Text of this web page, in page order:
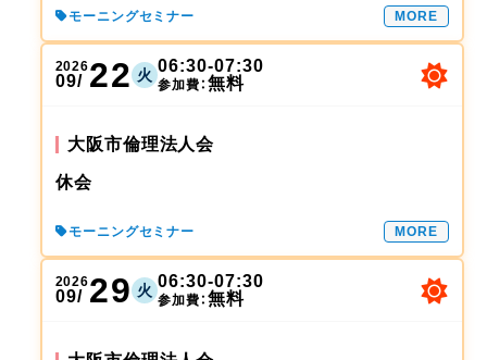
モーニングセミナー MORE
2026
09/ 22 火 06:30-07:30
参加費：無料
大阪市倫理法人会
休会
モーニングセミナー MORE
2026
09/ 29 火 06:30-07:30
参加費：無料